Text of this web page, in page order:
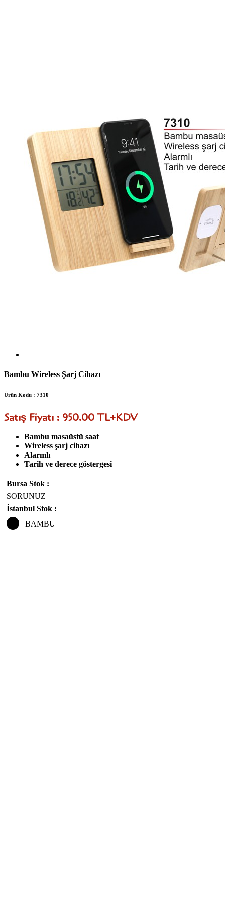
Bambu Wireless Şarj Cihazı
Ürün Kodu : 7310
Satış Fiyatı : 950.00 TL+KDV
Bambu masaüstü saat
Wireless şarj cihazı
Alarmlı
Tarih ve derece göstergesi
Bursa Stok :
SORUNUZ
İstanbul Stok :
BAMBU